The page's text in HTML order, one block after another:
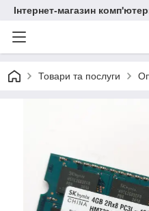
Інтернет-магазин
Товари та послуги